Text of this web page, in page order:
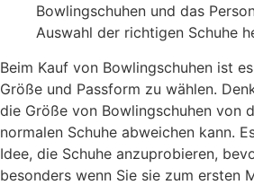
Bowlingschuhen und das
Auswahl der richtigen Schuhe
Beim Kauf von Bowlingschuhen ist
Größe und Passform zu wählen.
die Größe von Bowlingschuhen von
normalen Schuhe abweichen kann.
Idee, die Schuhe anzuprobieren,
besonders wenn Sie sie zum ersten